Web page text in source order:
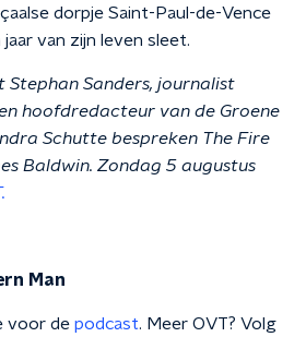
dorpje Saint-Paul-de-Vence
van zijn leven sleet.
Stephan Sanders, journalist
hoofdredacteur van de Groene
Schutte bespreken The Fire
Baldwin. Zondag 5 augustus
Man
voor de podcast. Meer OVT? Volg